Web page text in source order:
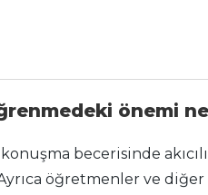
önemi
becerisinde
öğretmenler ve